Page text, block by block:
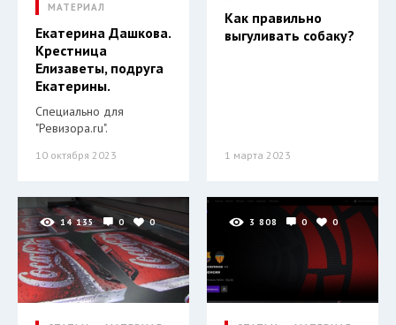
МАТЕРИАЛ
Екатерина Дашкова.
Крестница
Елизаветы, подруга
Екатерины.
Специально для
"Ревизора.ru".
10 октября 2023
Как правильно
выгуливать собаку?
1 марта 2023
14 135 0 0 3 808 0 0